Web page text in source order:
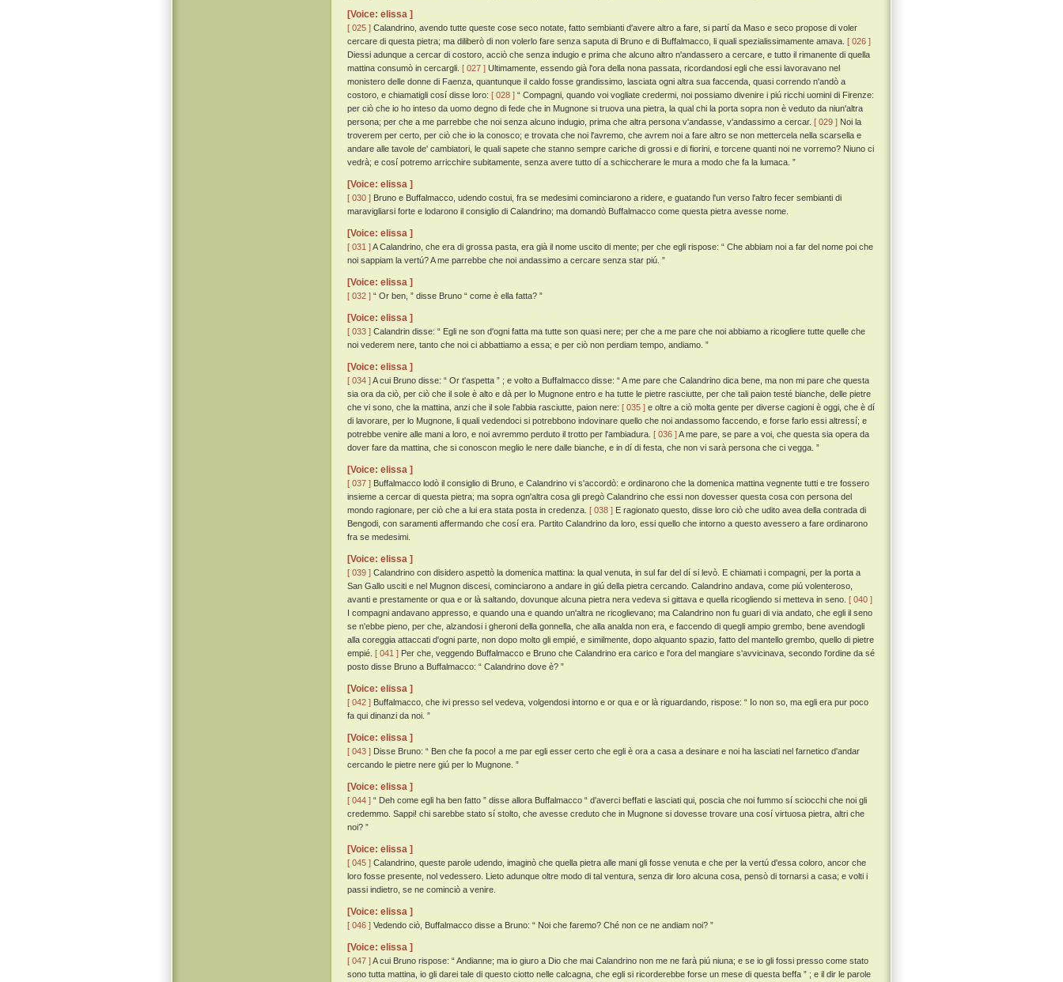
[Voice: elissa ]
[ 025 ] Calandrino, avendo tutte queste cose seco notate, fatto sembianti d'avere altro a fare, si partí da Maso e seco propose di voler
cercare di questa pietra; ma diliberò di non volerlo fare senza saputa di Bruno e di Buffalmacco, li quali spezialissimamente amava. [ 026 ]
Diessi adunque a cercar di costoro, acciò che senza indugio e prima che alcuno altro n'andassero a cercare, e tutto il rimanente di quella
mattina consumò in cercargli. [ 027 ] Ultimamente, essendo già l'ora della nona passata, ricordandosi egli che essi lavoravano nel
monistero delle donne di Faenza, quantunque il caldo fosse grandissimo, lasciata ogni altra sua faccenda, quasi correndo n'andò a
costoro, e chiamatigli cosí disse loro: [ 028 ] “ Compagni, quando voi vogliate credermi, noi possiamo divenire i piú ricchi uomini di Firenze:
per ciò che io ho inteso da uomo degno di fede che in Mugnone si truova una pietra, la qual chi la porta sopra non è veduto da niun'altra
persona; per che a me parrebbe che noi senza alcuno indugio, prima che altra persona v'andasse, v'andassimo a cercar. [ 029 ] Noi la
troverem per certo, per ciò che io la conosco; e trovata che noi l'avremo, che avrem noi a fare altro se non mettercela nella scarsella e
andare alle tavole de' cambiatori, le quali sapete che stanno sempre cariche di grossi e di fiorini, e torcene quanti noi ne vorremo? Niuno ci
vedrà; e cosí potremo arricchire subitamente, senza avere tutto dí a schiccherare le mura a modo che fa la lumaca. ”
[Voice: elissa ]
[ 030 ] Bruno e Buffalmacco, udendo costui, fra se medesimi cominciarono a ridere, e guatando l'un verso l'altro fecer sembianti di
maravigliarsi forte e lodarono il consiglio di Calandrino; ma domandò Buffalmacco come questa pietra avesse nome.
[Voice: elissa ]
[ 031 ]A Calandrino, che era di grossa pasta, era già il nome uscito di mente; per che egli rispose: “ Che abbiam noi a far del nome poi che
noi sappiam la vertú? A me parrebbe che noi andassimo a cercare senza star piú. ”
[Voice: elissa ]
[ 032 ] “ Or ben, ” disse Bruno “ come è ella fatta? ”
[Voice: elissa ]
[ 033 ] Calandrin disse: “ Egli ne son d'ogni fatta ma tutte son quasi nere; per che a me pare che noi abbiamo a ricogliere tutte quelle che
noi vederem nere, tanto che noi ci abbattiamo a essa; e per ciò non perdiam tempo, andiamo. ”
[Voice: elissa ]
[ 034 ]A cui Bruno disse: “ Or t'aspetta ” ; e volto a Buffalmacco disse: “ A me pare che Calandrino dica bene, ma non mi pare che questa
sia ora da ciò, per ciò che il sole è alto e dà per lo Mugnone entro e ha tutte le pietre rasciutte, per che tali paion testé bianche, delle pietre
che vi sono, che la mattina, anzi che il sole l'abbia rasciutte, paion nere: [ 035 ] e oltre a ciò molta gente per diverse cagioni è oggi, che è dí
di lavorare, per lo Mugnone, li quali vedendoci si potrebbono indovinare quello che noi andassomo faccendo, e forse farlo essi altressí; e
potrebbe venire alle mani a loro, e noi avremmo perduto il trotto per l'ambiadura. [ 036 ]A me pare, se pare a voi, che questa sia opera da
dover fare da mattina, che si conoscon meglio le nere dalle bianche, e in dí di festa, che non vi sarà persona che ci vegga. ”
[Voice: elissa ]
[ 037 ] Buffalmacco lodò il consiglio di Bruno, e Calandrino vi s'accordò: e ordinarono che la domenica mattina vegnente tutti e tre fossero
insieme a cercar di questa pietra; ma sopra ogn'altra cosa gli pregò Calandrino che essi non dovesser questa cosa con persona del
mondo ragionare, per ciò che a lui era stata posta in credenza. [ 038 ] E ragionato questo, disse loro ciò che udito avea della contrada di
Bengodi, con saramenti affermando che cosí era. Partito Calandrino da loro, essi quello che intorno a questo avessero a fare ordinarono
fra se medesimi.
[Voice: elissa ]
[ 039 ] Calandrino con disidero aspettò la domenica mattina: la qual venuta, in sul far del dí si levò. E chiamati i compagni, per la porta a
San Gallo usciti e nel Mugnon discesi, cominciarono a andare in giú della pietra cercando. Calandrino andava, come piú volenteroso,
avanti e prestamente or qua e or là saltando, dovunque alcuna pietra nera vedeva si gittava e quella ricogliendo si metteva in seno. [ 040 ]
I compagni andavano appresso, e quando una e quando un'altra ne ricoglievano; ma Calandrino non fu guari di via andato, che egli il seno
se n'ebbe pieno, per che, alzandosi i gheroni della gonnella, che alla analda non era, e faccendo di quegli ampio grembo, bene avendogli
alla coreggia attaccati d'ogni parte, non dopo molto gli empié, e similmente, dopo alquanto spazio, fatto del mantello grembo, quello di pietre
empié. [ 041 ] Per che, veggendo Buffalmacco e Bruno che Calandrino era carico e l'ora del mangiare s'avvicinava, secondo l'ordine da sé
posto disse Bruno a Buffalmacco: “ Calandrino dove è? ”
[Voice: elissa ]
[ 042 ] Buffalmacco, che ivi presso sel vedeva, volgendosi intorno e or qua e or là riguardando, rispose: “ Io non so, ma egli era pur poco
fa qui dinanzi da noi. ”
[Voice: elissa ]
[ 043 ] Disse Bruno: “ Ben che fa poco! a me par egli esser certo che egli è ora a casa a desinare e noi ha lasciati nel farnetico d'andar
cercando le pietre nere giú per lo Mugnone. ”
[Voice: elissa ]
[ 044 ] “ Deh come egli ha ben fatto ” disse allora Buffalmacco “ d'averci beffati e lasciati qui, poscia che noi fummo sí sciocchi che noi gli
credemmo. Sappi! chi sarebbe stato sí stolto, che avesse creduto che in Mugnone si dovesse trovare una cosí virtuosa pietra, altri che
noi? ”
[Voice: elissa ]
[ 045 ] Calandrino, queste parole udendo, imaginò che quella pietra alle mani gli fosse venuta e che per la vertú d'essa coloro, ancor che
loro fosse presente, nol vedessero. Lieto adunque oltre modo di tal ventura, senza dir loro alcuna cosa, pensò di tornarsi a casa; e volti i
passi indietro, se ne cominciò a venire.
[Voice: elissa ]
[ 046 ] Vedendo ciò, Buffalmacco disse a Bruno: “ Noi che faremo? Ché non ce ne andiam noi? ”
[Voice: elissa ]
[ 047 ]A cui Bruno rispose: “ Andianne; ma io giuro a Dio che mai Calandrino non me ne farà piú niuna; e se io gli fossi presso come stato
sono tutta mattina, io gli darei tale di questo ciotto nelle calcagna, che egli si ricorderebbe forse un mese di questa beffa ” ; e il dir le parole